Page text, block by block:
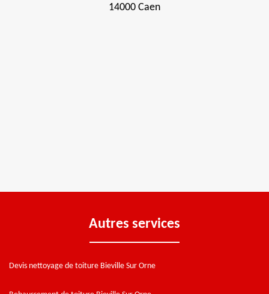
14000 Caen
Autres services
Devis nettoyage de toiture Bieville Sur Orne